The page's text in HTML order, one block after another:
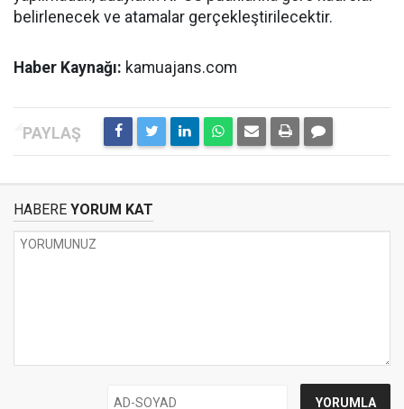
belirlenecek ve atamalar gerçekleştirilecektir.
Haber Kaynağı: kamuajans.com
HABERE YORUM KAT